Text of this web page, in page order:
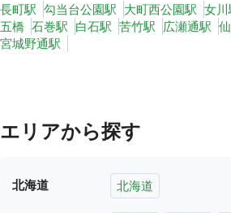
長町駅 勾当台公園駅 大町西公園駅 女川
五橋 石巻駅 白石駅 苦竹駅 広瀬通駅
宮城野通駅
エリアから探す
北海道 北海道